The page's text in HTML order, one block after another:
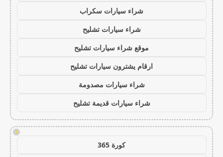
شراء سيارات سكراب
شراء سيارات تشليح
موقع شراء سيارات تشليح
ارقام يشترون سيارات تشليح
شراء سيارات مصدومة
شراء سيارات قديمة تشليح
!
كورة 365